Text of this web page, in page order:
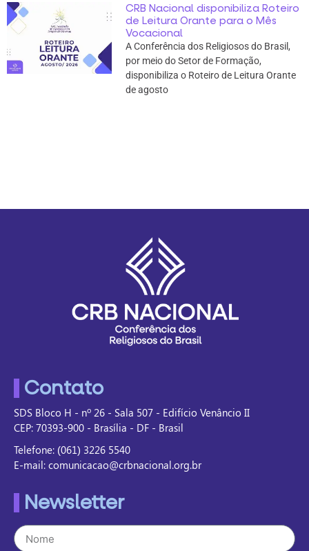
CRB Nacional disponibiliza Roteiro
de Leitura Orante para o Mês
Vocacional
A Conferência dos Religiosos do Brasil,
por meio do Setor de Formação,
disponibiliza o Roteiro de Leitura Orante
de agosto
Contato
SDS Bloco H - nº 26 - Sala 507 - Edifício Venâncio II
CEP: 70393-900 - Brasília - DF - Brasil
Telefone: (061) 3226 5540
E-mail: comunicacao@crbnacional.org.br
Newsletter